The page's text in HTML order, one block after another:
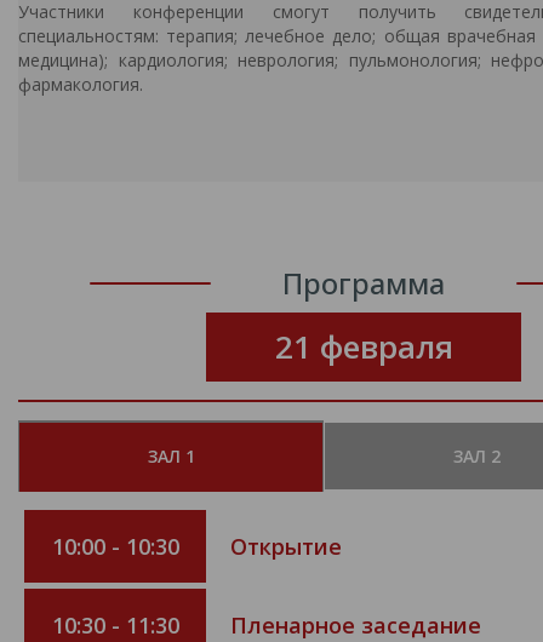
Участники конференции смогут получить
специальностям: терапия; лечебное дело; общая врачебная
медицина); кардиология; неврология; пульмонология;
фармакология.
Программа
21 февраля
ЗАЛ 1 ЗАЛ 2
10:00 - 10:30 Открытие
10:30 - 11:30 Пленарное заседание